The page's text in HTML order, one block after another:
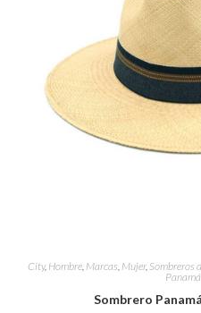
City, Hombre Marcas Mujer, Sombreros
Sombrero